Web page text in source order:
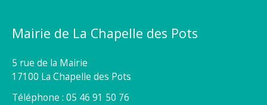
Mairie de La Chapelle des Pots
5 rue de la Mairie
17100 La Chapelle des Pots
Téléphone : 05 46 91 50 76